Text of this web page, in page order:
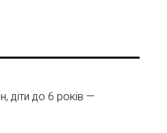
діти до 6 років —